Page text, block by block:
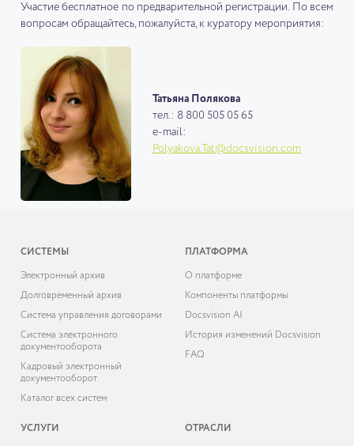
Участие бесплатное по предварительной регистрации. По всем
вопросам обращайтесь, пожалуйста, к куратору мероприятия:
Татьяна Полякова
тел.: 8 800 505 05 65
e-mail:
Polyakova.Tat@docsvision.com
СИСТЕМЫ
Электронный архив
Долговременный архив
Система управления договорами
Система электронного
документооборота
Кадровый электронный
документооборот
Каталог всех систем
ПЛАТФОРМА
О платформе
Компоненты платформы
Docsvision AI
История изменений Docsvision
FAQ
УСЛУГИ ОТРАСЛИ